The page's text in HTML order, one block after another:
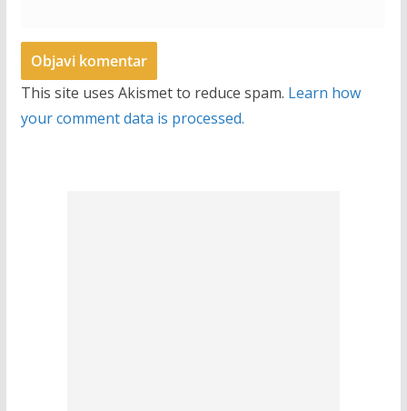
This site uses Akismet to reduce spam. Learn how
your comment data is processed.